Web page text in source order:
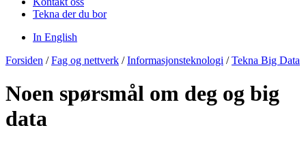
Tekna der du bor
In English
Forsiden / Fag og nettverk / Informasjonsteknologi / Tekna Big Data
Noen spørsmål om deg og big
data